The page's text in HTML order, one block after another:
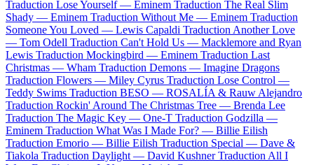
Traduction Lose Yourself — Eminem Traduction The Real Slim
Shady — Eminem Traduction Without Me — Eminem Traduction
Someone You Loved — Lewis Capaldi Traduction Another Love
— Tom Odell Traduction Can't Hold Us — Macklemore and Ryan
Lewis Traduction Mockingbird — Eminem Traduction Last
Christmas — Wham Traduction Demons — Imagine Dragons
Traduction Flowers — Miley Cyrus Traduction Lose Control —
Teddy Swims Traduction BESO — ROSALÍA & Rauw Alejandro
Traduction Rockin' Around The Christmas Tree — Brenda Lee
Traduction The Magic Key — One-T Traduction Godzilla —
Eminem Traduction What Was I Made For? — Billie Eilish
Traduction Emorio — Billie Eilish Traduction Special — Dave &
Tiakola Traduction Daylight — David Kushner Traduction All I